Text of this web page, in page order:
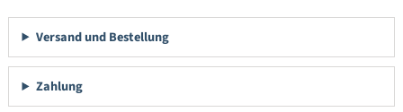
Versand und Bestellung
Zahlung